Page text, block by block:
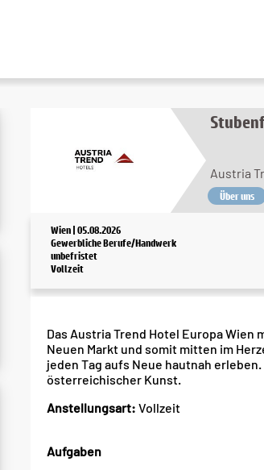
Austria
Über uns
Wien | 05.08.2026
Gewerbliche Berufe/Handwerk
unbefristet
Vollzeit
Das Austria Trend Hotel Europa
Neuen Markt und somit mitten im
jeden Tag aufs Neue hautnah
österreichischer Kunst.
Anstellungsart: Vollzeit
Aufgaben